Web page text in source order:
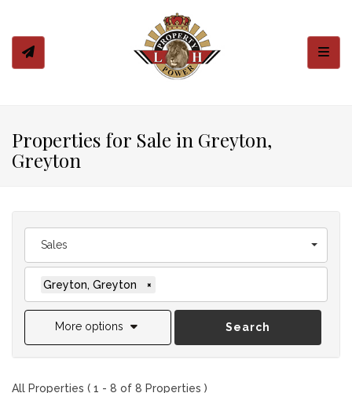
Properties for Sale in Greyton,
Greyton
Sales
Greyton, Greyton ×
More options Search
All Properties ( 1 - 8 of 8 Properties )